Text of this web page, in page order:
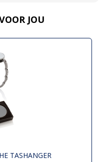
JOU
TASHANGER